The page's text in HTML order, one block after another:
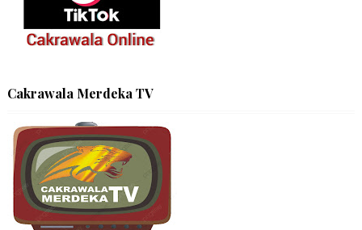
Cakrawala Merdeka TV